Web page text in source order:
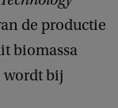
de productie
biomassa
wordt bij